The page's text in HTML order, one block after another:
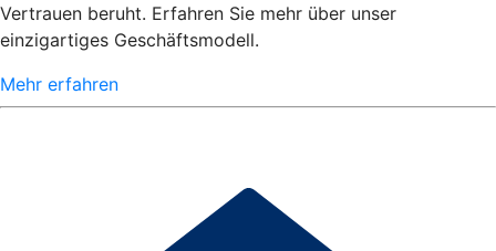
Vertrauen beruht. Erfahren Sie mehr über unser
einzigartiges Geschäftsmodell.
Mehr erfahren